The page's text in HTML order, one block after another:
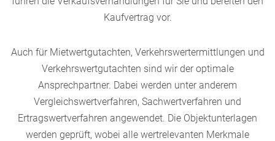
Kaufvertrag vor.
Auch für Mietwertgutachten, Verkehrswertermittlungen und
Verkehrswertgutachten sind wir der optimale
Ansprechpartner. Dabei werden unter anderem
Vergleichswertverfahren, Sachwertverfahren und
Ertragswertverfahren angewendet. Die Objektunterlagen
werden geprüft, wobei alle wertrelevanten Merkmale